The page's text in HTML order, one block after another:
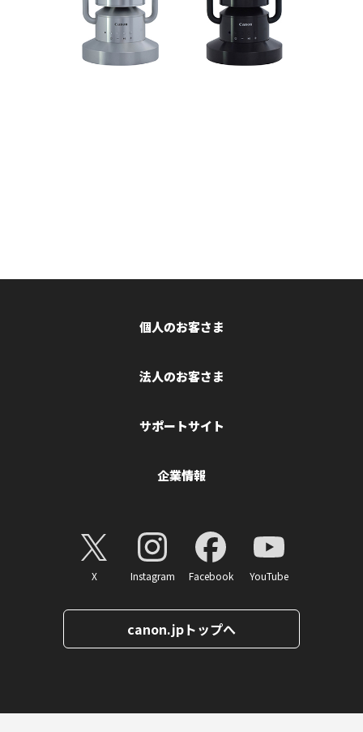
個人のお客さま
法人のお客さま
サポートサイト
企業情報
X Instagram Facebook YouTube
canon.jpトップへ